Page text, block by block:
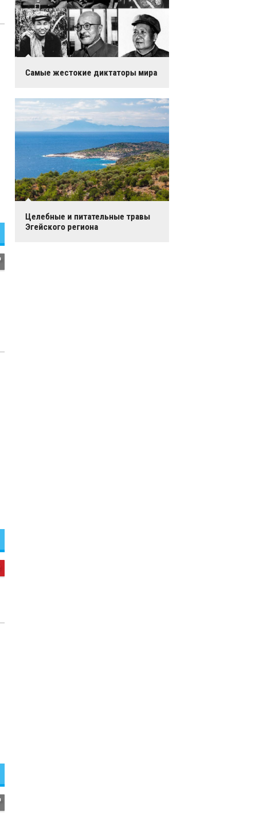
Самые жестокие диктаторы мира
Целебные и питательные травы
Эгейского региона